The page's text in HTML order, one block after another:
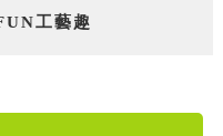
工藝趣